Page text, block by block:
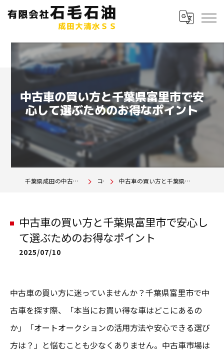
中古車の買い方と千葉県富里市で安
心して選ぶためのお得なポイント
千葉県成田の中古車は有限会社石毛石油 成田大清水SS コラム 中古車の買い方と千葉県富里市で安心して選ぶためのお得なポイント
中古車の買い方と千葉県富里市で安心し
て選ぶためのお得なポイント
2025/07/10
中古車の買い方に迷っていませんか？千葉県富里市で中
古車を探す際、「本当にお買い得な車はどこにあるの
か」「オートオークションの活用方法や安心できる選び
方は？」と悩むことも少なくありません。中古車市場は